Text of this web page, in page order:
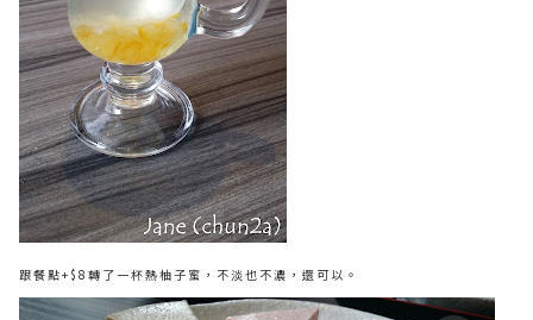
跟餐點+$8轉了一杯熱柚子蜜，不淡也不濃，還可以。